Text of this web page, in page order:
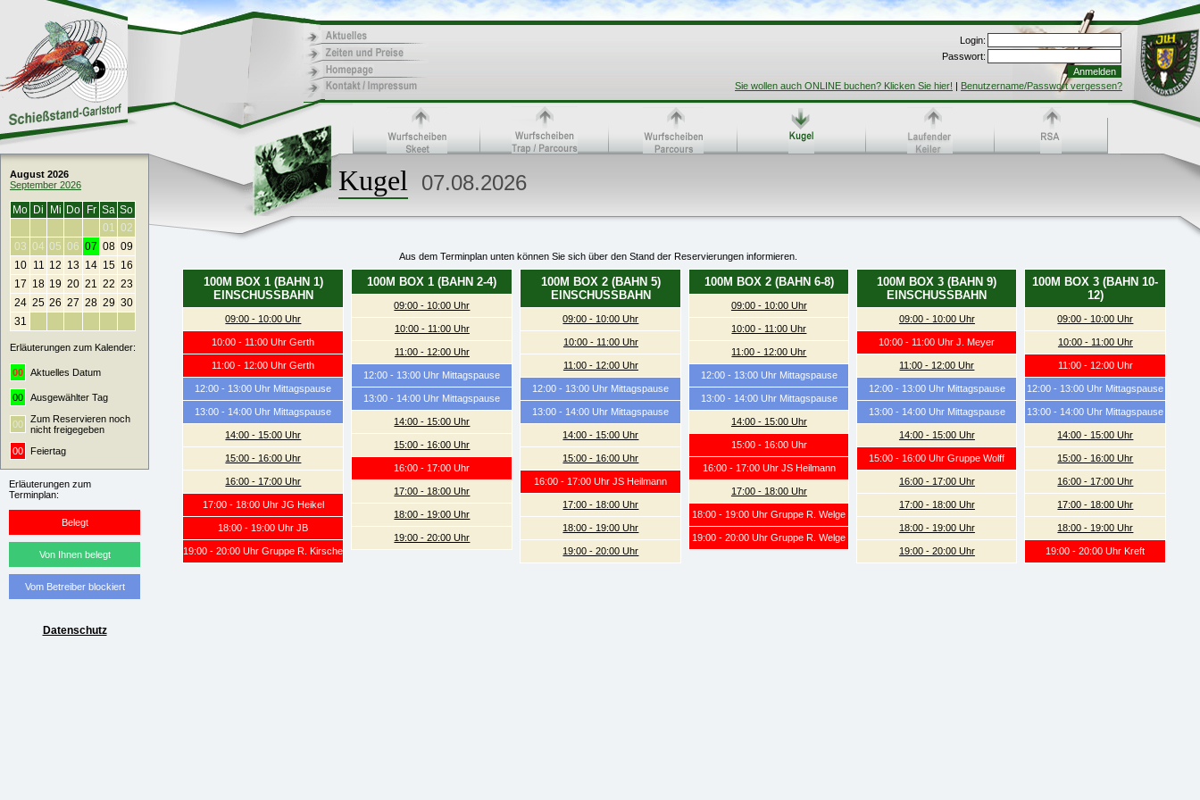
Login:
Passwort:
Sie wollen auch ONLINE buchen? Klicken Sie hier! | Benutzername/Passwort vergessen?
August 2026
September 2026
Mo Di Mi Do Fr Sa So
01 02
03 04 05 06 07 08 09
10
11 12 13 14 15 16
17 18 19 20 21 22 23
24 25 26 27 28 29 30
31
Erläuterungen zum Kalender:
00 Aktuelles Datum
00 Ausgewählter Tag
00
Zum Reservieren noch
nicht freigegeben
00
Feiertag
Erläuterungen zum
Terminplan:
Belegt
Von Ihnen belegt
Vom Betreiber blockiert
Datenschutz
Kugel 07.08.2026
Aus dem Terminplan unten können Sie sich über den Stand der Reservierungen informieren.
100M BOX 1 (BAHN 1)
EINSCHUSSBAHN
09:00 - 10:00 Uhr
10:00 - 11:00 Uhr Gerth
11:00 - 12:00 Uhr Gerth
12:00 - 13:00 Uhr Mittagspause
13:00 - 14:00 Uhr Mittagspause
14:00 - 15:00 Uhr
15:00 - 16:00 Uhr
16:00 - 17:00 Uhr
17:00 - 18:00 Uhr JG Heikel
18:00 - 19:00 Uhr JB
19:00 - 20:00 Uhr Gruppe R. Kirsche
100M BOX 1 (BAHN 2-4)
09:00 - 10:00 Uhr
10:00 - 11:00 Uhr
11:00 - 12:00 Uhr
12:00 - 13:00 Uhr Mittagspause
13:00 - 14:00 Uhr Mittagspause
14:00 - 15:00 Uhr
15:00 - 16:00 Uhr
16:00 - 17:00 Uhr
17:00 - 18:00 Uhr
18:00 - 19:00 Uhr
19:00 - 20:00 Uhr
100M BOX 2 (BAHN 5)
EINSCHUSSBAHN
09:00 - 10:00 Uhr
10:00 - 11:00 Uhr
11:00 - 12:00 Uhr
12:00 - 13:00 Uhr Mittagspause
13:00 - 14:00 Uhr Mittagspause
14:00 - 15:00 Uhr
15:00 - 16:00 Uhr
16:00 - 17:00 Uhr JS Heilmann
17:00 - 18:00 Uhr
18:00 - 19:00 Uhr
19:00 - 20:00 Uhr
100M BOX 2 (BAHN 6-8)
09:00 - 10:00 Uhr
10:00 - 11:00 Uhr
11:00 - 12:00 Uhr
12:00 - 13:00 Uhr Mittagspause
13:00 - 14:00 Uhr Mittagspause
14:00 - 15:00 Uhr
15:00 - 16:00 Uhr
16:00 - 17:00 Uhr JS Heilmann
17:00 - 18:00 Uhr
18:00 - 19:00 Uhr Gruppe R. Welge
19:00 - 20:00 Uhr Gruppe R. Welge
100M BOX 3 (BAHN 9)
EINSCHUSSBAHN
09:00 - 10:00 Uhr
10:00 - 11:00 Uhr J. Meyer
11:00 - 12:00 Uhr
12:00 - 13:00 Uhr Mittagspause
13:00 - 14:00 Uhr Mittagspause
14:00 - 15:00 Uhr
15:00 - 16:00 Uhr Gruppe Wolff
16:00 - 17:00 Uhr
17:00 - 18:00 Uhr
18:00 - 19:00 Uhr
19:00 - 20:00 Uhr
100M BOX 3 (BAHN 10-
12)
09:00 - 10:00 Uhr
10:00 - 11:00 Uhr
11:00 - 12:00 Uhr
12:00 - 13:00 Uhr Mittagspause
13:00 - 14:00 Uhr Mittagspause
14:00 - 15:00 Uhr
15:00 - 16:00 Uhr
16:00 - 17:00 Uhr
17:00 - 18:00 Uhr
18:00 - 19:00 Uhr
19:00 - 20:00 Uhr Kreft